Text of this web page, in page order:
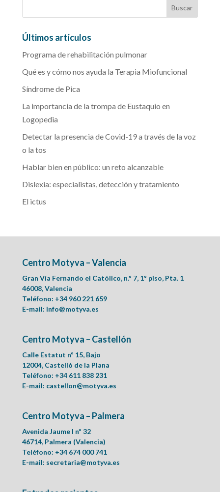
Últimos artículos
Programa de rehabilitación pulmonar
Qué es y cómo nos ayuda la Terapia Miofuncional
Síndrome de Pica
La importancia de la trompa de Eustaquio en
Logopedia
Detectar la presencia de Covid-19 a través de la voz
o la tos
Hablar bien en público: un reto alcanzable
Dislexia: especialistas, detección y tratamiento
El ictus
Centro Motyva – Valencia
Gran Vía Fernando el Católico, n.º 7, 1º piso, Pta. 1
46008, Valencia
Teléfono: +34 960 221 659
E-mail: info@motyva.es
Centro Motyva – Castellón
Calle Estatut nº 15, Bajo
12004, Castelló de la Plana
Teléfono: +34 611 838 231
E-mail: castellon@motyva.es
Centro Motyva – Palmera
Avenida Jaume I nº 32
46714, Palmera (Valencia)
Teléfono: +34 674 000 741
E-mail: secretaria@motyva.es